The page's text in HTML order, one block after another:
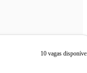
10 vagas